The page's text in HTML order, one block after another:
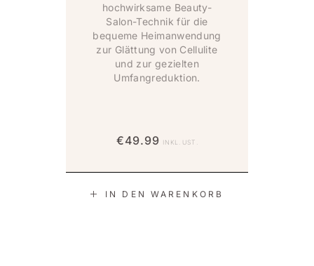
IN DEN WARENKORB
hochwirksame Beauty-
Salon-Technik für die
bequeme Heimanwendung
zur Glättung von Cellulite
und zur gezielten
Umfangreduktion.
€49.99 INKL. UST.